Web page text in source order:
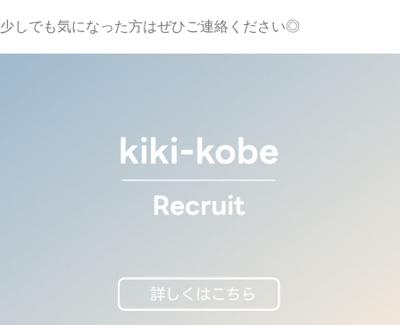
少しでも気になった方はぜひご連絡ください◎